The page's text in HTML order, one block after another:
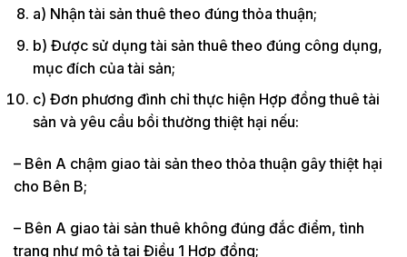
a) Nhận tài sản thuê theo đúng thỏa thuận;
b) Được sử dụng tài sản thuê theo đúng công dụng,
mục đích của tài sản;
c) Đơn phương đình chỉ thực hiện Hợp đồng thuê tài
sản và yêu cầu bồi thường thiệt hại nếu:
– Bên A chậm giao tài sản theo thỏa thuận gây thiệt hại
cho Bên B;
– Bên A giao tài sản thuê không đúng đắc điểm, tình
trạng như mô tả tại Điều 1 Hợp đồng;